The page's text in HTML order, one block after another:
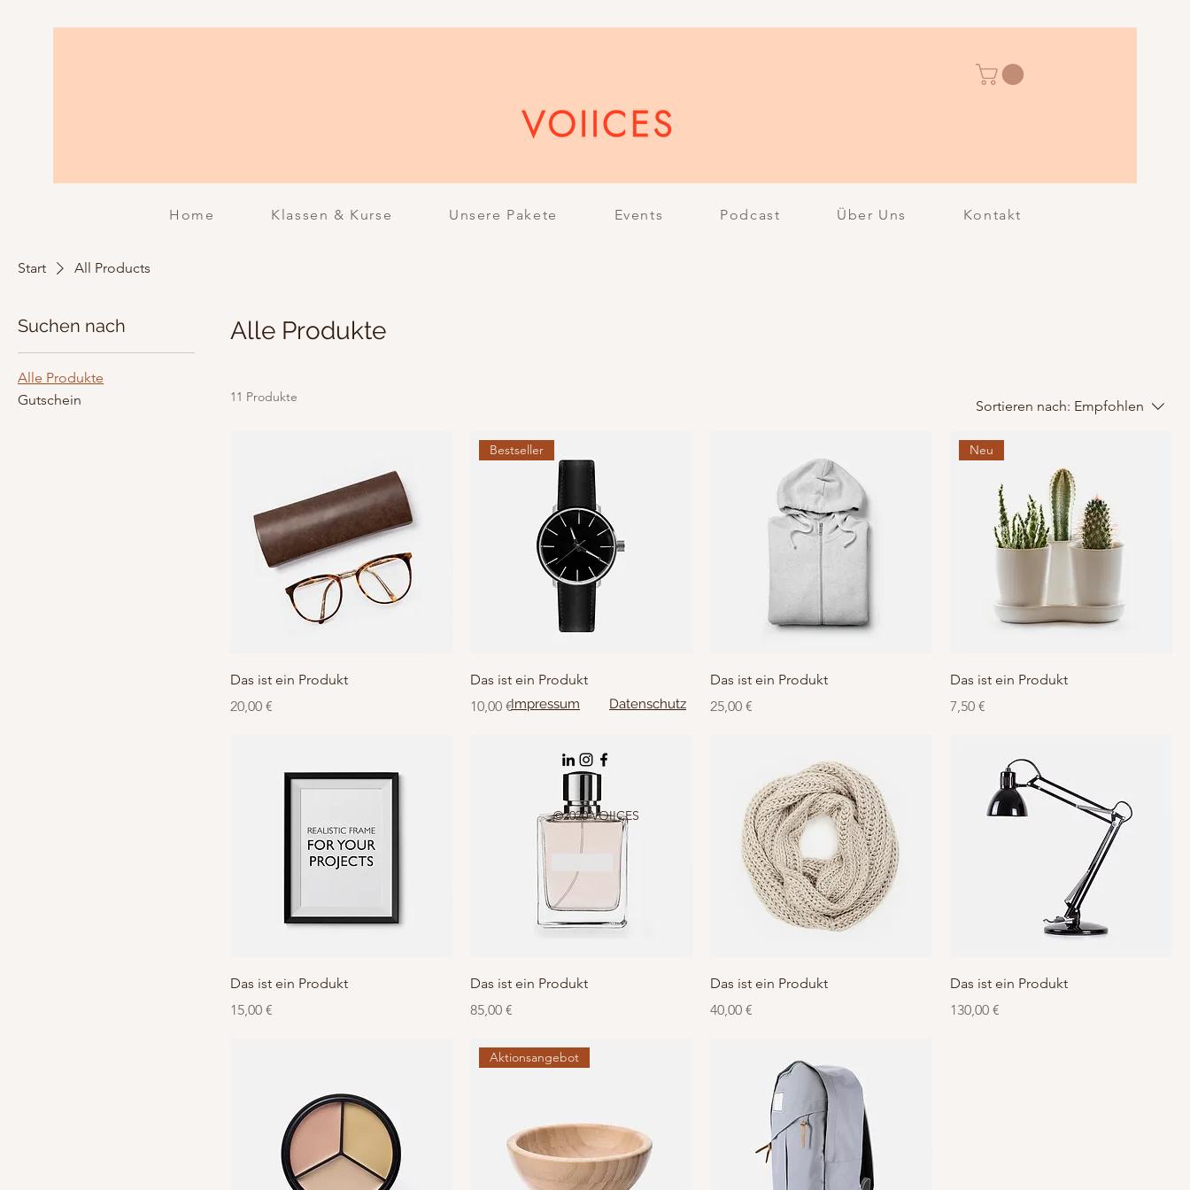
Home Klassen & Kurse Unsere Pakete Events Podcast Über Uns Kontakt
Start All Products
Suchen nach
Alle Produkte
Gutschein
Alle Produkte
11 Produkte
Sortieren nach: Empfohlen
Das ist ein Produkt
Preis
20,00 €
Bestseller
Das ist ein Produkt
Preis
10,00 €
Das ist ein Produkt
Preis
25,00 €
Neu
Das ist ein Produkt
Preis
7,50 €
Das ist ein Produkt
Preis
15,00 €
Das ist ein Produkt
Preis
85,00 €
Das ist ein Produkt
Preis
40,00 €
Das ist ein Produkt
Preis
130,00 €
Aktionsangebot
Impressum Datenschutz
©2020 VOIICES